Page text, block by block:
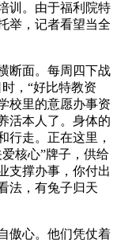
训。由于福利院特
举，记者看望当全
面。每周四下战
，“好比特教资
校里的意愿办事资
活本人了。身体的
行走。正在这里，
核心”牌子，供给
支撑办事，你付出
法，有兔子归天
心。他们凭仗着